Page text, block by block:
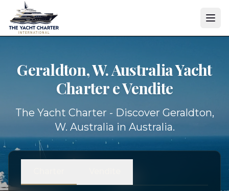
Geraldton, W. Australia Yacht
Charter e Vendite
The Yacht Charter - Discover Geraldton,
W. Australia in Australia.